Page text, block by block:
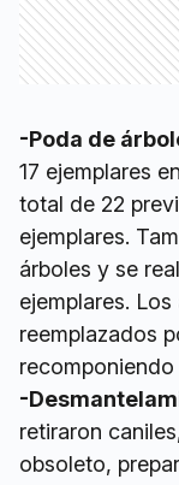
-Poda de
17 ejemplares
total de 22
ejemplares.
árboles y se
ejemplares.
reemplazados
recomponiendo
-
retiraron
obsoleto,